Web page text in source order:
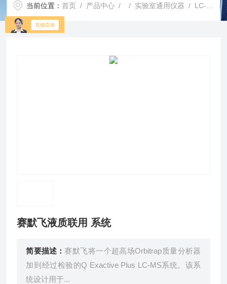
当前位置：首页 / 产品中心 / / 实验室通用仪器 / LC-MS赛默飞液质联用 系统
赛默飞液质联用 系统
简要描述： 赛默飞将一个超高场Orbitrap质量分析器
加到经过检验的Q Exactive Plus LC-MS系统。该系
统设计用于...